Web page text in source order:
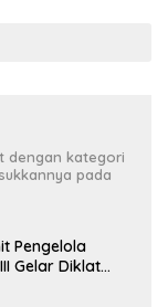
dengan kategori
pada
Pengelola
Gelar Diklat